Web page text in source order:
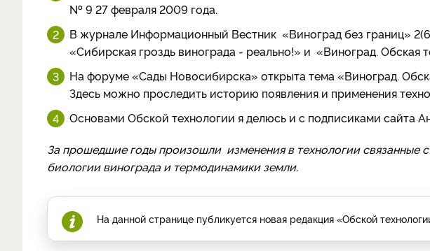
№ 9 27 февраля 2009 года.
В журнале Информационный Вестник «Виноград без границ»
«Сибирская гроздь винограда - реально!» и «Виноград. Обская
На форуме «Сады Новосибирска» открыта тема «Виноград.
Здесь можно проследить историю появления и применения
Основами Обской технологии я делюсь и с подписиками сайта
За прошедшие годы произошли изменения в технологии связанные
биологии винограда и термодинамики земли.
На данной странице публикуется новая редакция «Обской